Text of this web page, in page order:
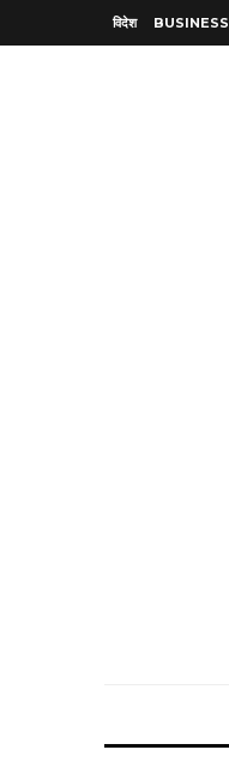
विदेश BUSINESS